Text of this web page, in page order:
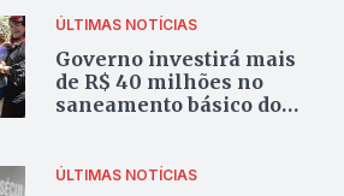
ÚLTIMAS NOTÍCIAS
Governo investirá mais
de R$ 40 milhões no
saneamento básico do
ÚLTIMAS NOTÍCIAS